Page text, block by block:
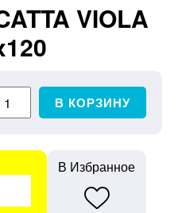
VIOLA
В КОРЗИНУ
В Избранное